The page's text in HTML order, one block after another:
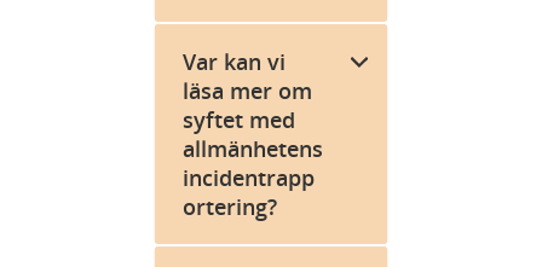
Var kan vi
läsa mer om
syftet med
allmänhetens
incidentrapp
ortering?